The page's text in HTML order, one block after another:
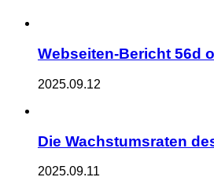
Webseiten-Bericht 56d
2025.09.12
Die Wachstumsraten
2025.09.11